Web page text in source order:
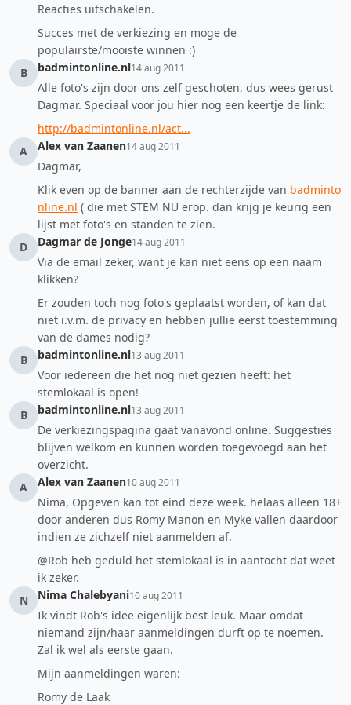
Reacties uitschakelen.
Succes met de verkiezing en moge de
populairste/mooiste winnen :)
B
badmintonline.nl14 aug 2011
Alle foto's zijn door ons zelf geschoten, dus wees gerust
Dagmar. Speciaal voor jou hier nog een keertje de link:
http://badmintonline.nl/act...
A
Alex van Zaanen14 aug 2011
Dagmar,
Klik even op de banner aan de rechterzijde van badminto
nline.nl ( die met STEM NU erop. dan krijg je keurig een
lijst met foto's en standen te zien.
D
Dagmar de Jonge14 aug 2011
Via de email zeker, want je kan niet eens op een naam
klikken?
Er zouden toch nog foto's geplaatst worden, of kan dat
niet i.v.m. de privacy en hebben jullie eerst toestemming
van de dames nodig?
B
badmintonline.nl13 aug 2011
Voor iedereen die het nog niet gezien heeft: het
stemlokaal is open!
B
badmintonline.nl13 aug 2011
De verkiezingspagina gaat vanavond online. Suggesties
blijven welkom en kunnen worden toegevoegd aan het
overzicht.
A
Alex van Zaanen10 aug 2011
Nima, Opgeven kan tot eind deze week. helaas alleen 18+
door anderen dus Romy Manon en Myke vallen daardoor
indien ze zichzelf niet aanmelden af.
@Rob heb geduld het stemlokaal is in aantocht dat weet
ik zeker.
N
Nima Chalebyani10 aug 2011
Ik vindt Rob's idee eigenlijk best leuk. Maar omdat
niemand zijn/haar aanmeldingen durft op te noemen.
Zal ik wel als eerste gaan.
Mijn aanmeldingen waren:
Romy de Laak